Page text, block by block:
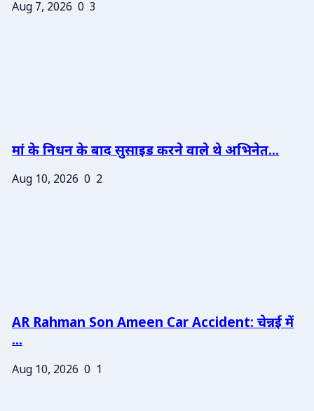
Aug 7, 2026 0 3
मां के निधन के बाद सुसाइड करने वाले थे अभिनेत...
Aug 10, 2026 0 2
AR Rahman Son Ameen Car Accident: चेन्नई में
...
Aug 10, 2026 0 1